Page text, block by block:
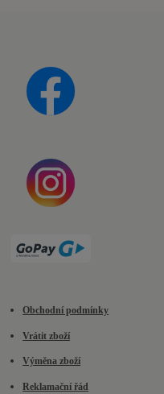
Obchodní podmínky
Vrátit zboží
Výměna zboží
Reklamační řád